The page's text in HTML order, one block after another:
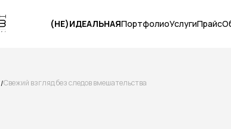
(НЕ)ИДЕАЛЬНАЯПортфолиоУслугиПрайс
/Свежий взгляд без следов вмешательства